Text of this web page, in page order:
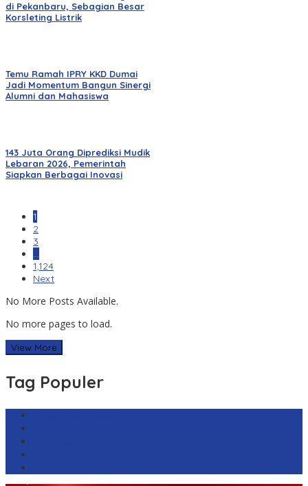
di Pekanbaru, Sebagian Besar
Korsleting Listrik
Temu Ramah IPRY KKD Dumai
Jadi Momentum Bangun Sinergi
Alumni dan Mahasiswa
143 Juta Orang Diprediksi Mudik
Lebaran 2026, Pemerintah
Siapkan Berbagai Inovasi
1
2
3
…
1,124
Next
No More Posts Available.
No more pages to load.
View More
Tag Populer